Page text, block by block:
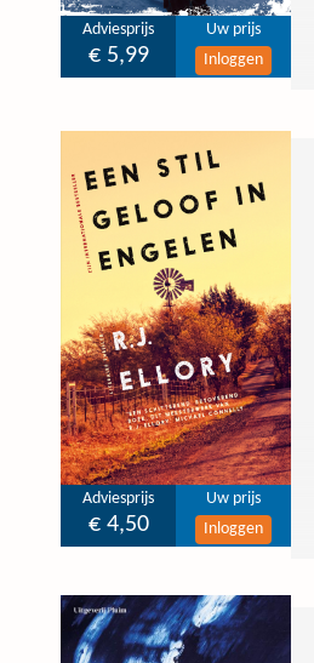
Adviesprijs
€ 5,99
Uw prijs
Inloggen
Adviesprijs
€ 4,50
Uw prijs
Inloggen